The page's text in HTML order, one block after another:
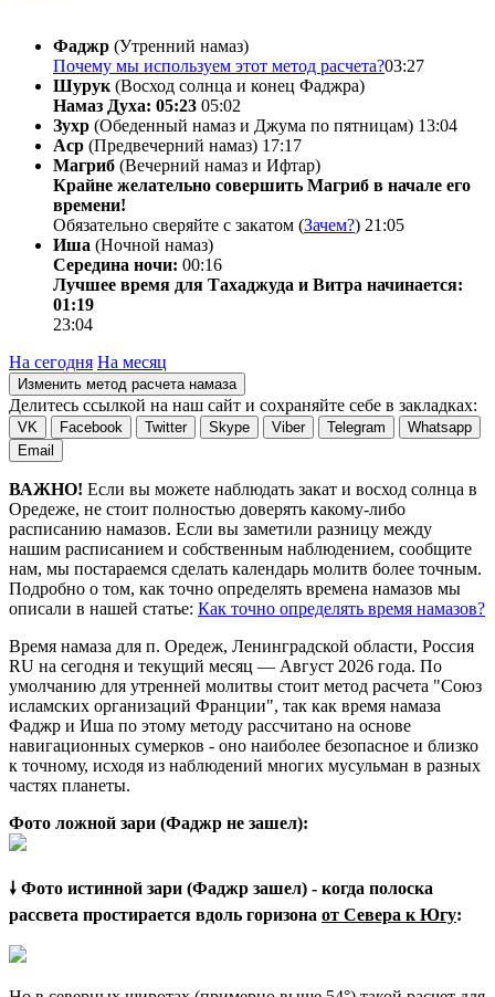
Фаджр (Утренний намаз)
Почему мы используем этот метод расчета?03:27
Шурук (Восход солнца и конец Фаджра)
Намаз Духа: 05:23 05:02
Зухр (Обеденный намаз и Джума по пятницам) 13:04
Аср (Предвечерний намаз) 17:17
Магриб (Вечерний намаз и Ифтар)
Крайне желательно совершить Магриб в начале его
времени!
Обязательно сверяйте с закатом (Зачем?) 21:05
Иша (Ночной намаз)
Середина ночи: 00:16
Лучшее время для Тахаджуда и Витра начинается:
01:19
23:04
На сегодня На месяц
Изменить метод расчета намаза
Делитесь ссылкой на наш сайт и сохраняйте себе в закладках:
VK Facebook Twitter Skype Viber Telegram
Whatsapp
Email
ВАЖНО! Если вы можете наблюдать закат и восход солнца в
Оредеже, не стоит полностью доверять какому-либо
расписанию намазов. Если вы заметили разницу между
нашим расписанием и собственным наблюдением, сообщите
нам, мы постараемся сделать календарь молитв более точным.
Подробно о том, как точно определять времена намазов мы
описали в нашей статье: Как точно определять время намазов?
Время намаза для п. Оредеж, Ленинградской области, Россия
RU на сегодня и текущий месяц — Август 2026 года. По
умолчанию для утренней молитвы стоит метод расчета "Союз
исламских организаций Франции", так как время намаза
Фаджр и Иша по этому методу рассчитано на основе
навигационных сумерков - оно наиболее безопасное и близко
к точному, исходя из наблюдений многих мусульман в разных
частях планеты.
Фото ложной зари (Фаджр не зашел):
🠗 Фото истинной зари (Фаджр зашел) - когда полоска
рассвета простирается вдоль горизона от Севера к Югу: